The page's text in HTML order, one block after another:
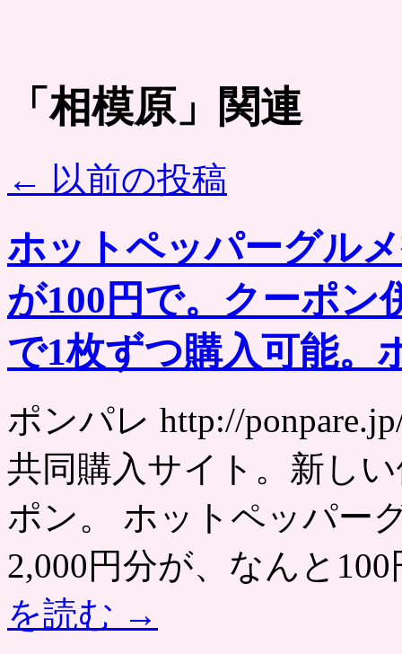
「相模原」関連
← 以前の投稿
ホットペッパーグル
が100円で。クーポン
で1枚ずつ購入可能。
ポンパレ http://
共同購入サイト。新し
ポン。 ホットペッパー
2,000円分が、なんと
を読む →